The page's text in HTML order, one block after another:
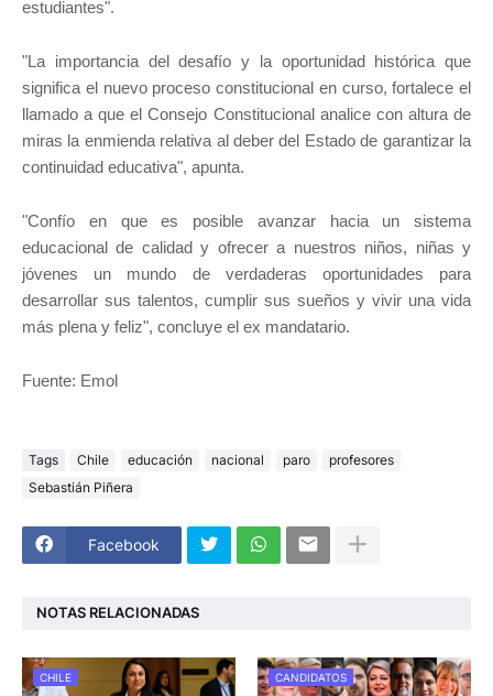
estudiantes".
"La importancia del desafío y la oportunidad histórica que
significa el nuevo proceso constitucional en curso, fortalece el
llamado a que el Consejo Constitucional analice con altura de
miras la enmienda relativa al deber del Estado de garantizar la
continuidad educativa", apunta.
"Confío en que es posible avanzar hacia un sistema
educacional de calidad y ofrecer a nuestros niños, niñas y
jóvenes un mundo de verdaderas oportunidades para
desarrollar sus talentos, cumplir sus sueños y vivir una vida
más plena y feliz", concluye el ex mandatario.
Fuente: Emol
Tags Chile educación nacional paro
profesores
Sebastián Piñera
Facebook
NOTAS RELACIONADAS
CHILE CANDIDATOS